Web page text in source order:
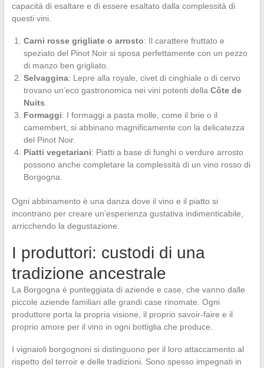
capacità di esaltare e di essere esaltato dalla complessità di
questi vini.
Carni rosse grigliate o arrosto: Il carattere fruttato e
speziato del Pinot Noir si sposa perfettamente con un pezzo
di manzo ben grigliato.
Selvaggina: Lepre alla royale, civet di cinghiale o di cervo
trovano un’eco gastronomica nei vini potenti della Côte de
Nuits
Formaggi: I formaggi a pasta molle, come il brie o il
camembert, si abbinano magnificamente con la delicatezza
del Pinot Noir.
Piatti vegetariani: Piatti a base di funghi o verdure arrosto
possono anche completare la complessità di un vino rosso di
Borgogna.
Ogni abbinamento è una danza dove il vino e il piatto si
incontrano per creare un’esperienza gustativa indimenticabile,
arricchendo la degustazione.
I produttori: custodi di una
tradizione ancestrale
La Borgogna è punteggiata di aziende e case, che vanno dalle
piccole aziende familiari alle grandi case rinomate. Ogni
produttore porta la propria visione, il proprio savoir-faire e il
proprio amore per il vino in ogni bottiglia che produce.
I vignaioli borgognoni si distinguono per il loro attaccamento al
rispetto del terroir e delle tradizioni. Sono spesso impegnati in